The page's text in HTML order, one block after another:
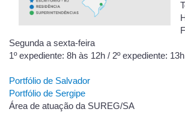
Segunda a sexta-feira
1º expediente: 8h às 12h / 2º expediente:
Portfólio de Salvador
Portfólio de Sergipe
Área de atuação da SUREG/SA